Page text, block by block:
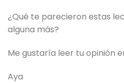
¿Qué te parecieron estas
alguna más?
Me gustaría leer tu opinión
Aya